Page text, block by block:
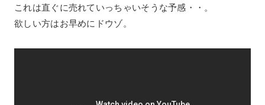
これは直ぐに売れていっちゃいそうな予感・・。
欲しい方はお早めにドウゾ。